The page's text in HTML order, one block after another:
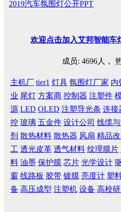
2019汽车氛围灯公开PPT
欢迎点击加入艾邦智能车
成员: 4696人，
主机厂 tier1 灯具 氛围灯厂家 内
业 尾灯 方案商 控制器 注塑件
源 LED OLED 注塑导光条 连接
控 玻璃 五金件 设计公司 线缆
剂 散热材料 散热器 风扇 精品
工 透光皮革 透气材料 纹理膜片
料 油墨 保护膜 芯片 光学设计
窗 线路板 胶带 镀膜 亮度计 塑
备 高压成型 注塑机 设备 高校